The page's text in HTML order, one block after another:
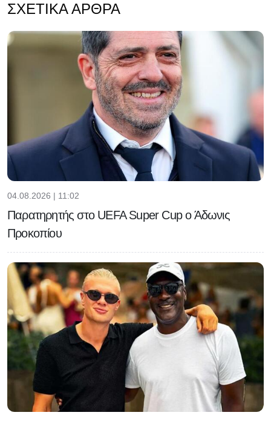
ΣΧΕΤΙΚΆ ΆΡΘΡΑ
04.08.2026 | 11:02
Παρατηρητής στο UEFA Super Cup ο Άδωνις
Προκοπίου